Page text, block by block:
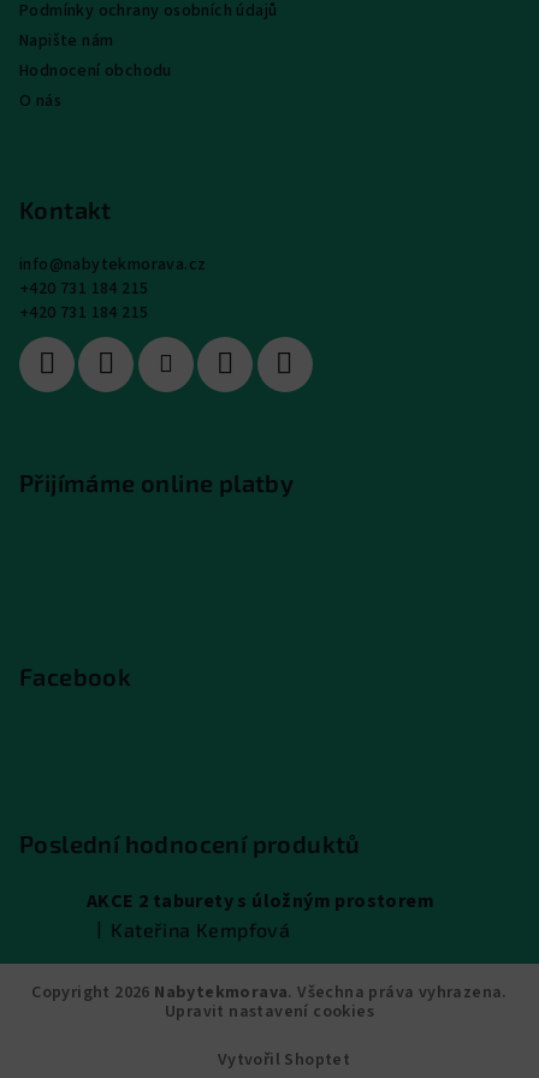
Podmínky ochrany osobních údajů
Napište nám
Hodnocení obchodu
O nás
Kontakt
info@nabytekmorava.cz
+420 731 184 215
+420 731 184 215
Přijímáme online platby
Facebook
Poslední hodnocení produktů
AKCE 2 taburety s úložným prostorem
Hodnocení produktu je 5 z 5 hvězdiček.
Kateřina Kempfová
Copyright 2026 Nabytekmorava. Všechna práva vyhrazena.
Upravit nastavení cookies
Vytvořil Shoptet